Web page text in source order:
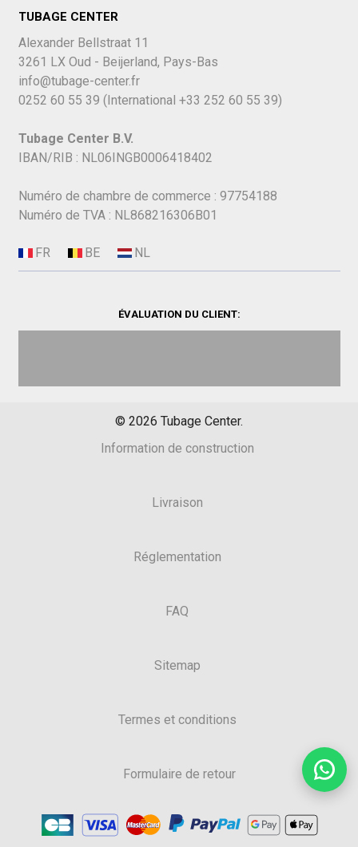
TUBAGE CENTER
Alexander Bellstraat 11
3261 LX Oud - Beijerland, Pays-Bas
info@tubage-center.fr
0252 60 55 39 (International +33 252 60 55 39)
Tubage Center B.V.
IBAN/RIB : NL06INGB0006418402
Numéro de chambre de commerce : 97754188
Numéro de TVA : NL868216306B01
ÉVALUATION DU CLIENT:
© 2026 Tubage Center.
Information de construction
Livraison
Réglementation
FAQ
Sitemap
Termes et conditions
Formulaire de retour